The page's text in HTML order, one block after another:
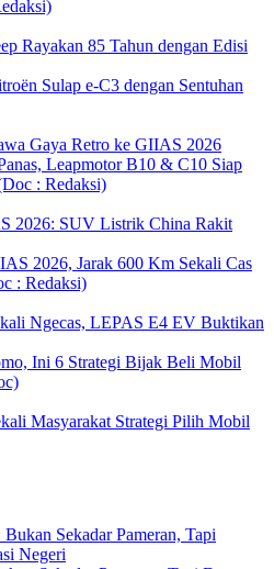
Rayakan 85 Tahun dengan Edisi
Gaya Retro ke GIIAS 2026
2026: SUV Listrik China Rakit
Ngecas, LEPAS E4 EV Buktikan
Masyarakat Strategi Pilih Mobil